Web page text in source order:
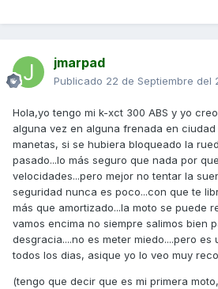
jmarpad
Publicado 22 de Septiembre del
Hola,yo tengo mi k-xct 300 ABS y yo
alguna vez en alguna frenada en
manetas, si se hubiera bloqueado la
pasado...lo más seguro que nada por
velocidades...pero mejor no tentar la
seguridad nunca es poco...con que te
más que amortizado...la moto se puede
vamos encima no siempre salimos bien
desgracia....no es meter miedo....pero
todos los dias, asique yo lo veo muy
(tengo que decir que es mi primera